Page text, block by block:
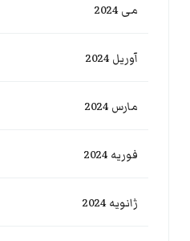
می 2024
آوریل 2024
مارس 2024
فوریه 2024
ژانویه 2024